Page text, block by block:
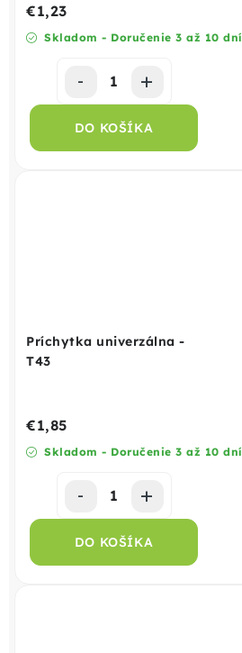
Skladom - Doručenie 3 až 10 dní
€1,23
DO KOŠÍKA
Príchytka univerzálna -
T43
Skladom - Doručenie 3 až 10 dní
€1,85
DO KOŠÍKA